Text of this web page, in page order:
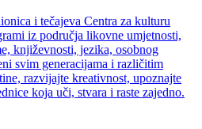
i tečajeva Centra za kulturu
iz područja likovne umjetnosti,
književnosti, jezika, osobnog
svim generacijama i različitim
razvijajte kreativnost, upoznajte
koja uči, stvara i raste zajedno.